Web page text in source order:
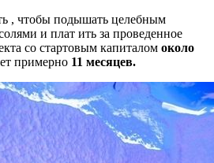
, чтобы подышать целебным
и плат ить за проведенное
со стартовым капиталом около
примерно 11 месяцев.